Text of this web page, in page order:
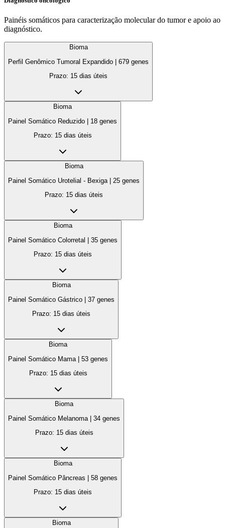
Painéis somáticos para caracterização molecular do tumor e apoio ao
diagnóstico.
Bioma
Perfil Genômico Tumoral Expandido | 679 genes
Prazo: 15 dias úteis
Bioma
Painel Somático Reduzido | 18 genes
Prazo: 15 dias úteis
Bioma
Painel Somático Urotelial - Bexiga | 25 genes
Prazo: 15 dias úteis
Bioma
Painel Somático Colorretal | 35 genes
Prazo: 15 dias úteis
Bioma
Painel Somático Gástrico | 37 genes
Prazo: 15 dias úteis
Bioma
Painel Somático Mama | 53 genes
Prazo: 15 dias úteis
Bioma
Painel Somático Melanoma | 34 genes
Prazo: 15 dias úteis
Bioma
Painel Somático Pâncreas | 58 genes
Prazo: 15 dias úteis
Bioma